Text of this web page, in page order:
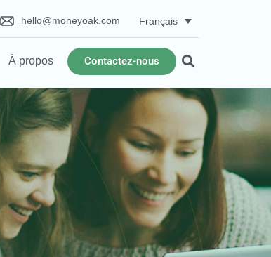
hello@moneyoak.com Français
À propos Contactez-nous